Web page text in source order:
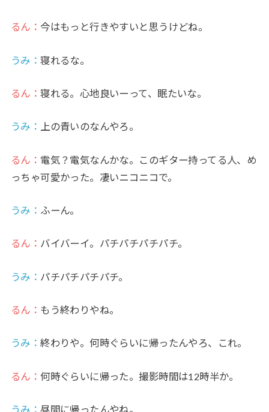
るん：今はもっと行きやすいと思うけどね。
うみ ：寝れるな。
るん：寝れる。心地良いーって、眠たいな。
うみ ： 上の青いのなんやろ。
るん： 電気？電気なんかな。このギター持ってる人、め
っちゃ可愛かった。凄いニコニコで。
うみ ： ふーん。
るん： バイバーイ。パチパチパチパチ。
うみ ： パチパチパチパチ。
るん： もう終わりやね。
うみ ：終わりや。何時ぐらいに帰ったんやろ、これ。
るん：何時ぐらいに帰った。撮影時間は12時半か。